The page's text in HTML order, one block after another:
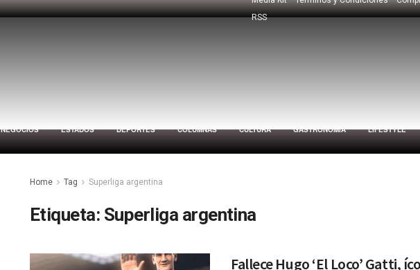
RSS
NEGOCIOS ESTADOS DEPORTES COLUMNAS CULTURA GASTRONOMÍA LIFESTYLE
Home Tag Superliga argentina
Etiqueta: Superliga argentina
Fallece Hugo ‘El Loco’ Gatti,